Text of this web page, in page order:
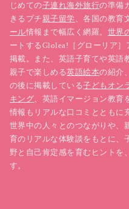
じめての子連れ海外旅行の準備
きるプチ親子留学、各国の教育
ール情報まで幅広く網羅。 世界
ートするGlolea!［グローリア
掲載。また、英語子育てや英語
親子で楽しめる英語絵本の紹介
の後に掲載している子どもオン
キング、英語イマージョン教育
情報もリアルな口コミととも
世界中の人々とのつながりや、
育のリアルな体験談をもとに、
野と自己肯定感を育むヒントを
す。